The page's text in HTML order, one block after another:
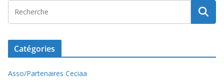
Catégories
Asso/Partenaires Ceciaa